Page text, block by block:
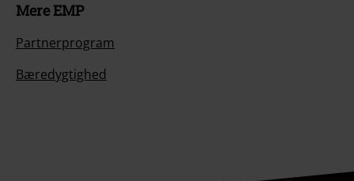
Mere EMP
Partnerprogram
Bæredygtighed